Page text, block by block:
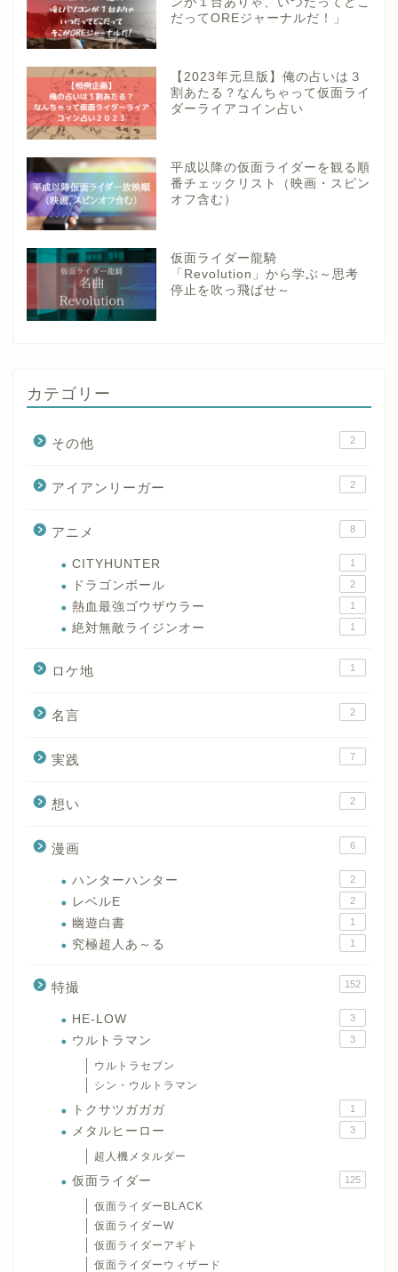
だってOREジャーナルだ！」
【2023年元旦版】俺の占いは３
割あたる？なんちゃって仮面ライ
ダーライアコイン占い
平成以降の仮面ライダーを観る順
番チェックリスト（映画・スピン
オフ含む）
仮面ライダー龍騎
「Revolution」から学ぶ～思考
停止を吹っ飛ばせ～
カテゴリー
その他 2
アイアンリーガー 2
アニメ 8
CITYHUNTER 1
ドラゴンボール 2
熱血最強ゴウザウラー 1
絶対無敵ライジンオー 1
ロケ地 1
名言 2
実践 7
想い 2
漫画 6
ハンターハンター 2
レベルE 2
幽遊白書 1
究極超人あ～る 1
特撮 152
HE-LOW 3
ウルトラマン 3
ウルトラセブン
シン・ウルトラマン
トクサツガガガ 1
メタルヒーロー 3
超人機メタルダー
仮面ライダー 125
仮面ライダーBLACK
仮面ライダーW
仮面ライダーアギト
仮面ライダーウィザード